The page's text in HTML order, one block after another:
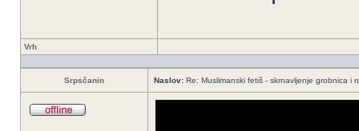
Vrh
Srpsčanin Naslov: Re: Muslimanski fetiš - skrnavljenje grobnica i